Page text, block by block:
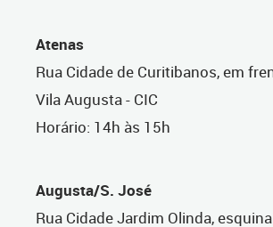
Atenas
Rua Cidade de Curitibanos, em
Vila Augusta - CIC
Horário: 14h às 15h
Augusta/S. José
Rua Cidade Jardim Olinda,